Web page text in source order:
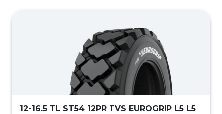
12-16.5 TL ST54 12PR TVS EUROGRIP L5 L5